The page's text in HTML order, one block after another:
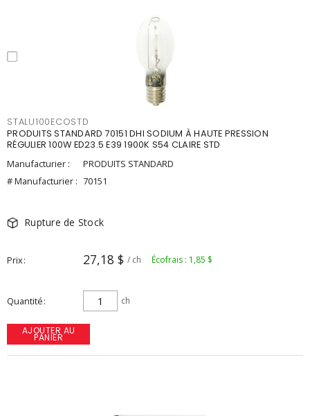
STALU100ECOSTD
PRODUITS STANDARD 70151 DHI SODIUM À HAUTE PRESSION
RÉGULIER 100W ED23.5 E39 1900K S54 CLAIRE STD
Manufacturier :
PRODUITS STANDARD
# Manufacturier : 70151
Rupture de Stock
Prix 27,18 $ / ch Écofrais : 1,85 $
Quantité ch
AJOUTER AU
PANIER